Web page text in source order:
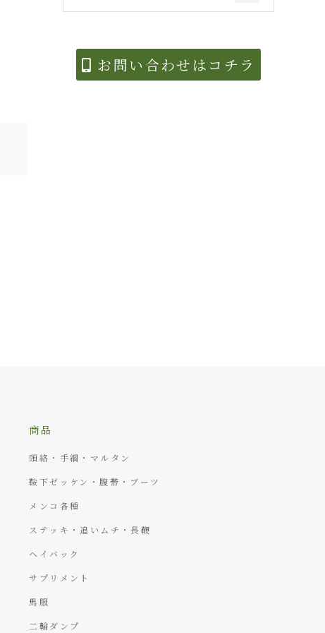
お問い合わせはコチラ
商品
頭絡・手綱・マルタン
鞍下ゼッケン・腹帯・ブーツ
メンコ各種
ステッキ・追いムチ・長鞭
ヘイバック
サプリメント
馬服
二輪ダンプ